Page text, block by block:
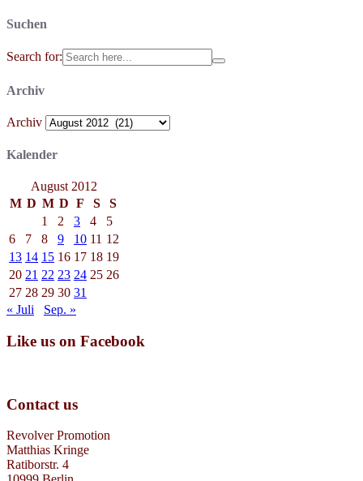
Suchen
Search for:
Archiv
Archiv
Kalender
August 2012
M D M D F S
S
1
2 3 4
5
6
7 8 9 10 11 12
13 14 15 16 17 18 19
20 21 22 23 24 25 26
27 28 29 30 31
« Juli
Sep. »
Like us on Facebook
Contact us
Revolver Promotion
Matthias Kringe
Ratiborstr. 4